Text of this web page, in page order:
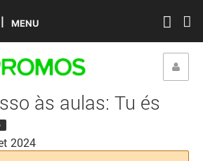
MENU
às aulas: Tu és
2024